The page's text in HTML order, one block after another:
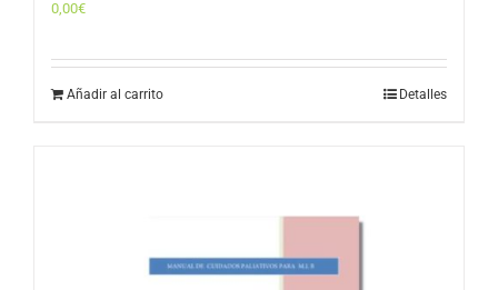
0,00€
Añadir al carrito Detalles